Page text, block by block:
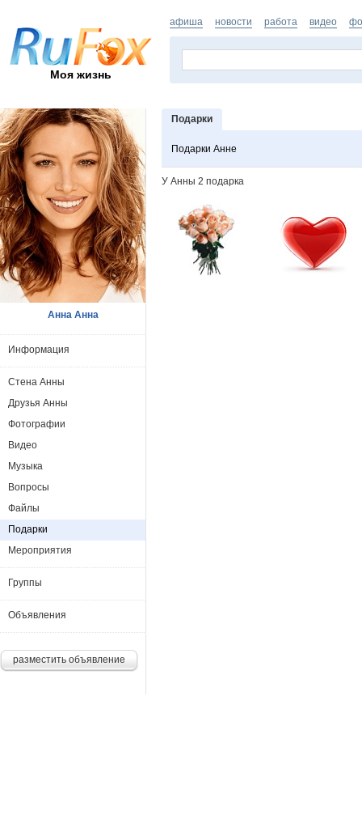
Моя жизнь
афиша новости работа видео
Подарки
Подарки Анне
У Анны 2 подарка
Анна Анна
Информация
Стена Анны
Друзья Анны
Фотографии
Видео
Музыка
Вопросы
Файлы
Подарки
Мероприятия
Группы
Объявления
разместить объявление